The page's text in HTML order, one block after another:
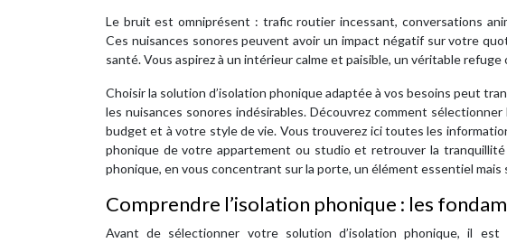
Le bruit est omniprésent : trafic routier incessant, conversations
Ces nuisances sonores peuvent avoir un impact négatif sur votre
santé. Vous aspirez à un intérieur calme et paisible, un véritable
Choisir la solution d’isolation phonique adaptée à vos besoins peut
les nuisances sonores indésirables. Découvrez comment
budget et à votre style de vie. Vous trouverez ici toutes les
phonique de votre appartement ou studio et retrouver la tranquillité
phonique, en vous concentrant sur la porte, un élément essentiel
Comprendre l’isolation phonique : les
Avant de sélectionner votre solution d’isolation phonique, il